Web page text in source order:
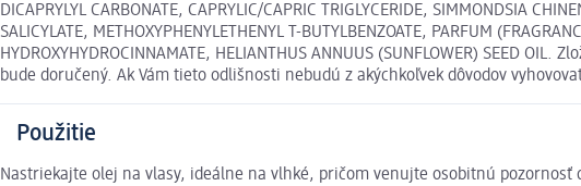
DICAPRYLYL CARBONATE, CAPRYLIC/CAPRIC TRIGLYCERIDE, SIMMONDSIA
SALICYLATE, METHOXYPHENYLETHENYL T-BUTYLBENZOATE, PARFUM
HYDROXYHYDROCINNAMATE, HELIANTHUS ANNUUS (SUNFLOWER) SEED
bude doručený. Ak Vám tieto odlišnosti nebudú z akýchkoľvek dôvodov
Použitie
Nastriekajte olej na vlasy, ideálne na vlhké, pričom venujte osobitnú